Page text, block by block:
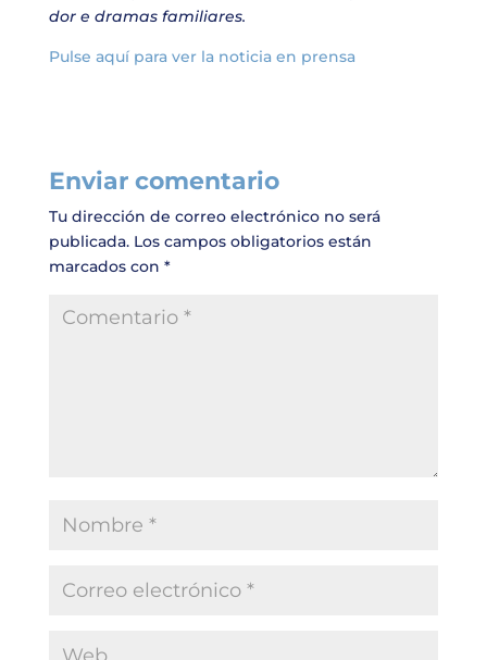
dor e dramas familiares.
Pulse aquí para ver la noticia en prensa
Enviar comentario
Tu dirección de correo electrónico no será
publicada. Los campos obligatorios están
marcados con *